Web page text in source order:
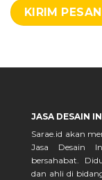
JASA DESAIN
Sarae.id akan
Jasa Desain
bersahabat.
dan ahli di